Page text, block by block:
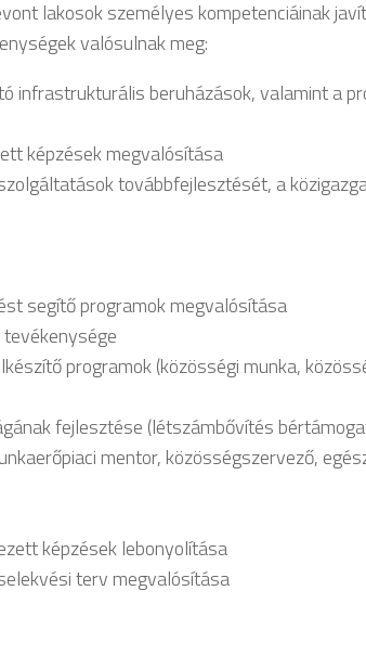
lakosok személyes kompetenciáinak
valósulnak meg:
infrastrukturális beruházások, valamint a
képzések megvalósítása
továbbfejlesztését, a
segítő programok megvalósítása
programok (közösségi munka,
fejlesztése (létszámbővítés
mentor, közösségszervező,
képzések lebonyolítása
terv megvalósítása